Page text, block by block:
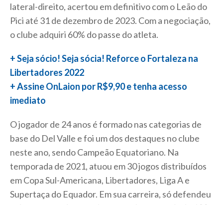
lateral-direito, acertou em definitivo com o Leão do
Pici até 31 de dezembro de 2023. Com a negociação,
o clube adquiri 60% do passe do atleta.
+ Seja sócio! Seja sócia! Reforce o Fortaleza na
Libertadores 2022
+ Assine OnLaion por R$9,90 e tenha acesso
imediato
O jogador de 24 anos é formado nas categorias de
base do Del Valle e foi um dos destaques no clube
neste ano, sendo Campeão Equatoriano. Na
temporada de 2021, atuou em 30 jogos distribuídos
em Copa Sul-Americana, Libertadores, Liga A e
Supertaça do Equador. Em sua carreira, só defendeu